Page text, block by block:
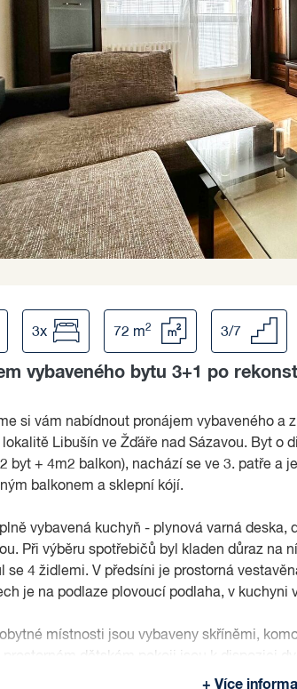
3x 72 m2 3/7
vybaveného bytu 3+1 po
si vám nabídnout pronájem vybaveného a
Libušín ve Žďáře nad Sázavou. Byt o
byt + 4m2 balkon), nachází se ve 3. patře a
balkonem a sklepní kójí.
vybavená kuchyň - plynová varná deska,
Při výběru spotřebičů byl kladen důraz na
se 4 židlemi. V předsíni je prostorná
je na podlaze plovoucí podlaha, v kuchyni
místnosti jsou vybaveny skříněmi,
dvojlůžko. Obývací pokoj je kromě skříňové
+ Více